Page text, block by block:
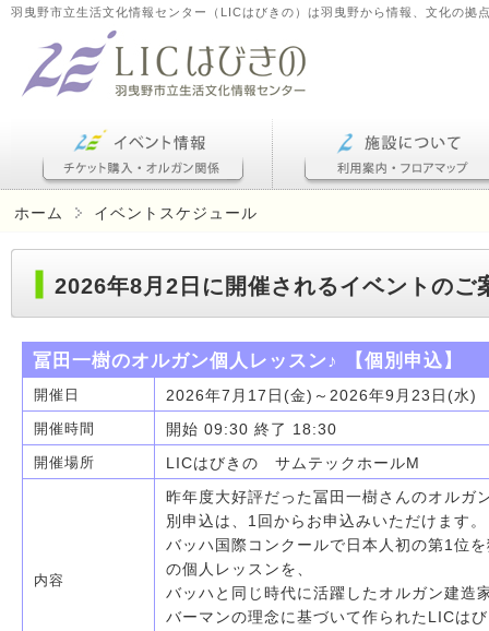
羽曳野市立生活文化情報センター（LICはびきの）は羽曳野から情報、文化の拠
ホーム イベントスケジュール
2026年8月2日に開催されるイベントのご
冨田一樹のオルガン個人レッスン♪ 【個別申込】
開催日 2026年7月17日(金)～2026年9月23日(水)
開催時間 開始 09:30 終了 18:30
開催場所 LICはびきの サムテックホールM
内容
昨年度大好評だった冨田一樹さんのオルガ
別申込は、1回からお申込みいただけます。
バッハ国際コンクールで日本人初の第1位
の個人レッスンを、
バッハと同じ時代に活躍したオルガン建造
バーマンの理念に基づいて作られたLICは